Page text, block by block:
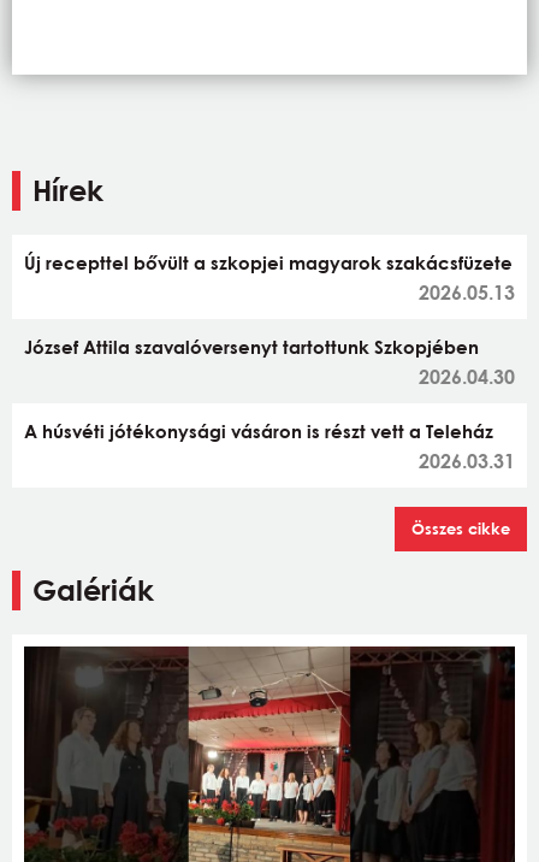
Hírek
Új recepttel bővült a szkopjei magyarok szakácsfüzete
2026.05.13
József Attila szavalóversenyt tartottunk Szkopjében
2026.04.30
A húsvéti jótékonysági vásáron is részt vett a Teleház
2026.03.31
Összes cikke
Galériák